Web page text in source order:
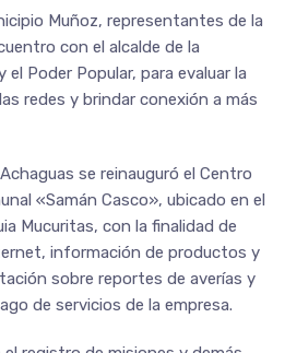
Muñoz, representantes de la
con el alcalde de la
Poder Popular, para evaluar la
redes y brindar conexión a más
se reinauguró el Centro
«Samán Casco», ubicado en el
Mucuritas, con la finalidad de
información de productos y
sobre reportes de averías y
de servicios de la empresa.